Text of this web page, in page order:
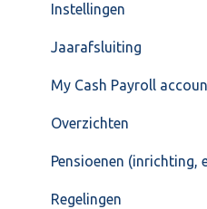
Instellingen
Jaarafsluiting
My Cash Payroll
Overzichten
Pensioenen (inrichting,
Regelingen